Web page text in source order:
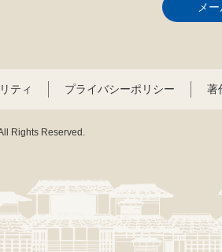
メ
ティ プライバシーポリシー 著
Rights Reserved.